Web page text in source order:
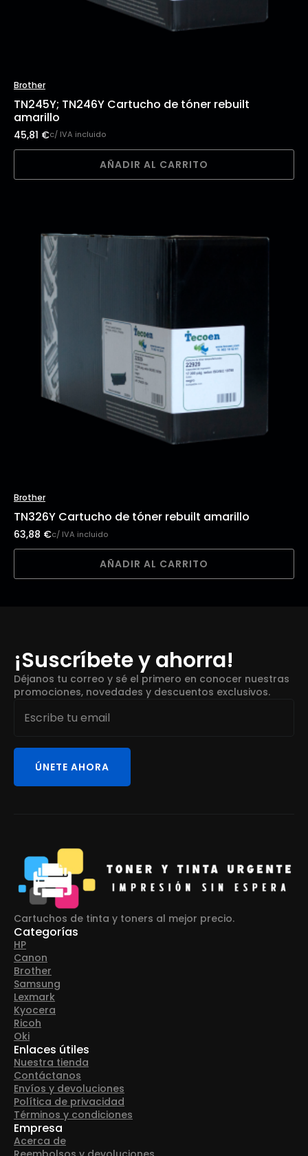
Brother
TN245Y; TN246Y Cartucho de tóner rebuilt
amarillo
45,81 €c/ IVA incluido
AÑADIR AL CARRITO
Brother
TN326Y Cartucho de tóner rebuilt amarillo
63,88 €c/ IVA incluido
AÑADIR AL CARRITO
¡Suscríbete y ahorra!
Déjanos tu correo y sé el primero en conocer nuestras
promociones, novedades y descuentos exclusivos.
Email
ÚNETE AHORA
Cartuchos de tinta y toners al mejor precio.
Categorías
HP
Canon
Brother
Samsung
Lexmark
Kyocera
Ricoh
Oki
Enlaces útiles
Nuestra tienda
Contáctanos
Envíos y devoluciones
Política de privacidad
Términos y condiciones
Empresa
Acerca de